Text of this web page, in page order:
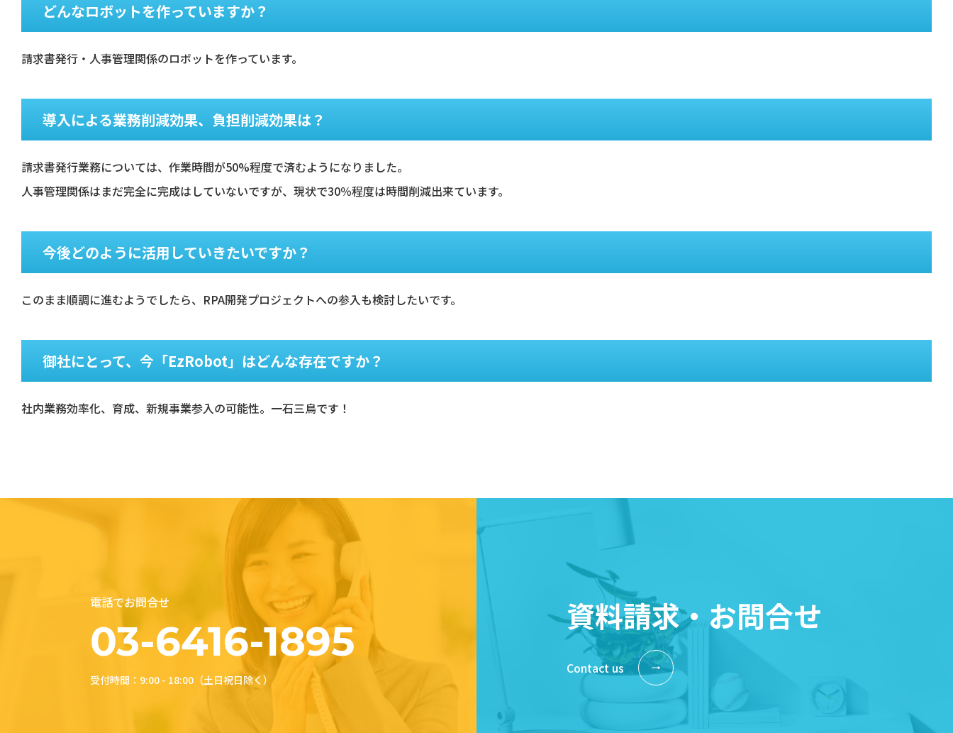
どんなロボットを作っていますか？
請求書発行・人事管理関係のロボットを作っています。
導入による業務削減効果、負担削減効果は？
請求書発行業務については、作業時間が50%程度で済むようになりました。
人事管理関係はまだ完全に完成はしていないですが、現状で30％程度は時間削減出来ています。
今後どのように活用していきたいですか？
このまま順調に進むようでしたら、RPA開発プロジェクトへの参入も検討したいです。
御社にとって、今「EzRobot」はどんな存在ですか？
社内業務効率化、育成、新規事業参入の可能性。一石三鳥です！
電話でお問合せ
03-6416-1895
受付時間：9:00 - 18:00（土日祝日除く）
資料請求・お問合せ
Contact us